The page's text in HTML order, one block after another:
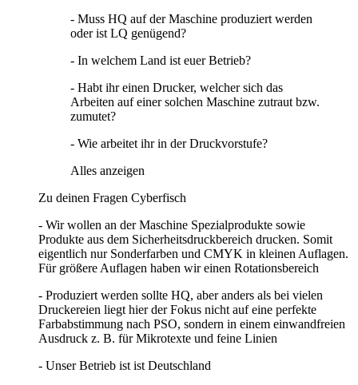
- Muss HQ auf der Maschine produziert werden
oder ist LQ genügend?
- In welchem Land ist euer Betrieb?
- Habt ihr einen Drucker, welcher sich das
Arbeiten auf einer solchen Maschine zutraut bzw.
zumutet?
- Wie arbeitet ihr in der Druckvorstufe?
Alles anzeigen
Zu deinen Fragen Cyberfisch
- Wir wollen an der Maschine Spezialprodukte sowie
Produkte aus dem Sicherheitsdruckbereich drucken. Somit
eigentlich nur Sonderfarben und CMYK in kleinen Auflagen.
Für größere Auflagen haben wir einen Rotationsbereich
- Produziert werden sollte HQ, aber anders als bei vielen
Druckereien liegt hier der Fokus nicht auf eine perfekte
Farbabstimmung nach PSO, sondern in einem einwandfreien
Ausdruck z. B. für Mikrotexte und feine Linien
- Unser Betrieb ist ist Deutschland